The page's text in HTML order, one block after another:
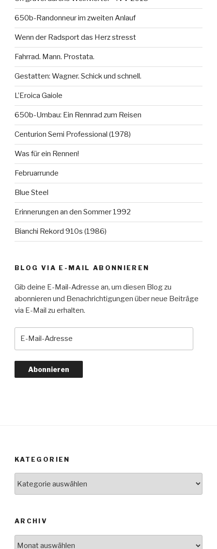
650b-Randonneur im zweiten Anlauf
Wenn der Radsport das Herz stresst
Fahrrad. Mann. Prostata.
Gestatten: Wagner. Schick und schnell.
L’Eroica Gaiole
650b-Umbau: Ein Rennrad zum Reisen
Centurion Semi Professional (1978)
Was für ein Rennen!
Februarrunde
Blue Steel
Erinnerungen an den Sommer 1992
Bianchi Rekord 910s (1986)
BLOG VIA E-MAIL ABONNIEREN
Gib deine E-Mail-Adresse an, um diesen Blog zu
abonnieren und Benachrichtigungen über neue Beiträge
via E-Mail zu erhalten.
Abonnieren
KATEGORIEN
ARCHIV